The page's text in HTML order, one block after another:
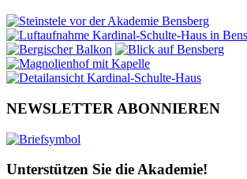
NEWSLETTER ABONNIEREN
Unterstützen Sie die Akademie!